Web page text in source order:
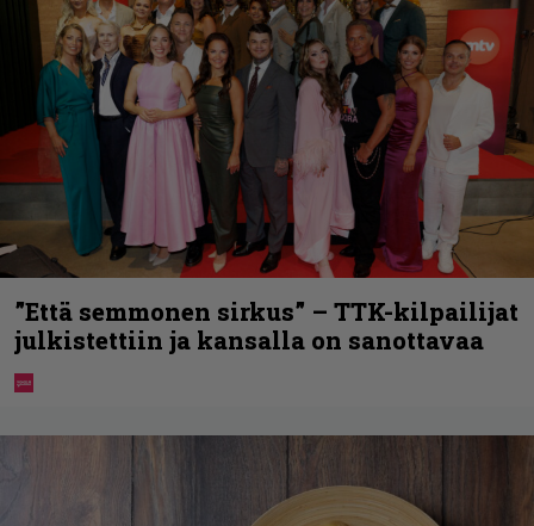
”Että semmonen sirkus” – TTK-kilpailijat
julkistettiin ja kansalla on sanottavaa